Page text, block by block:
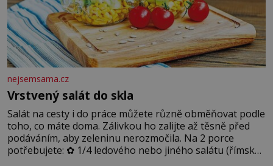
nejsemsama.cz
Vrstvený salát do skla
Salát na cesty i do práce můžete různě obměňovat podle
toho, co máte doma. Zálivkou ho zalijte až těsně před
podáváním, aby zeleninu nerozmočila. Na 2 porce
potřebujete: ✿ 1/4 ledového nebo jiného salátu (římský